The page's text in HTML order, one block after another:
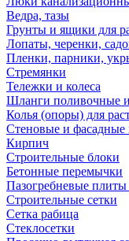
Ведра, тазы
Грунты и ящики для
Лопаты, черенки,
Пленки, парники,
Стремянки
Тележки и колеса
Шланги поливочные
Колья (опоры) для
Стеновые и фасадные
Кирпич
Строительные блоки
Бетонные перемычки
Пазогребневые
Строительные сетки
Сетка рабица
Стеклосетки